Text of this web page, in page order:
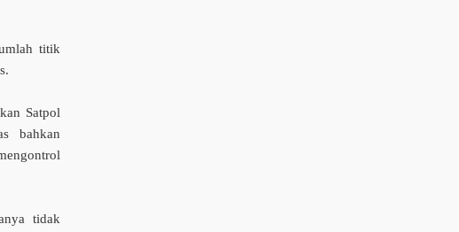
titik
Satpol
bahkan
tidak